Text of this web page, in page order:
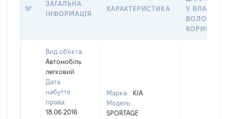
№
ЗАГАЛЬНА
ІНФОРМАЦІЯ
ХАРАКТЕРИСТИКА
У
Вид об'єкта:
Автомобіль
легковий
Дата
набуття
права:
18.06.2016
Марка:
KIA
Модель:
SPORTAGE